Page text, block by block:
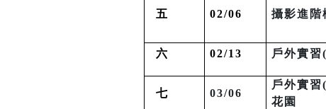
五 02/06 攝影進階
六 02/13 戶外實習(
七 03/06
戶外實習(
花園